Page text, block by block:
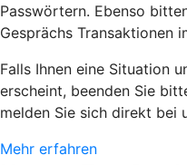
Passwörtern. Ebenso
Gesprächs Transaktionen
Falls Ihnen eine Situation
erscheint, beenden Sie
melden Sie sich direkt bei
Mehr erfahren